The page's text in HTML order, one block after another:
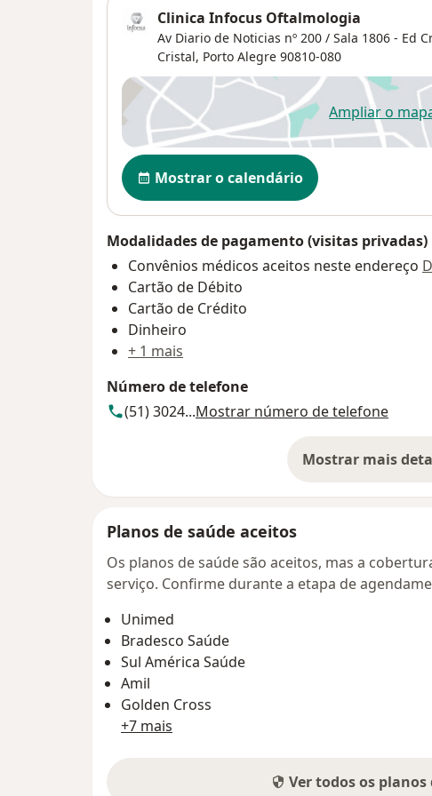
Clinica Infocus Oftalmologia
Av Diario de Noticias nº 200 / Sala 1806 - Ed
Cristal, Porto Alegre 90810-080
Ampliar oabre
Disponibilidade
Mostrar o calendário
Modalidades de pagamento (visitas privadas)
Convênios médicos aceitos neste endereço
Cartão de Débito
Cartão de Crédito
Dinheiro
+ 1 mais
Número de telefone
(51) 3024...Mostrar número de telefone
Mostrar maissobre
Planos de saúde aceitos
Os planos de saúde são aceitos, mas a
serviço. Confirme durante a etapa de
Unimed
Bradesco Saúde
Sul América Saúde
Amil
Golden Cross
+7 mais
Ver todos os planos